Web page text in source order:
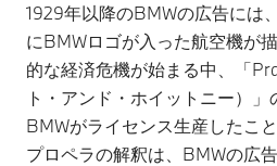
1929年以降のBMWの広告には
にBMWロゴが入った航空機が
的な経済危機が始まる中、「
ト・アンド・ホイットニー）
BMWがライセンス生産したこ
プロペラの解釈は、BMWの広